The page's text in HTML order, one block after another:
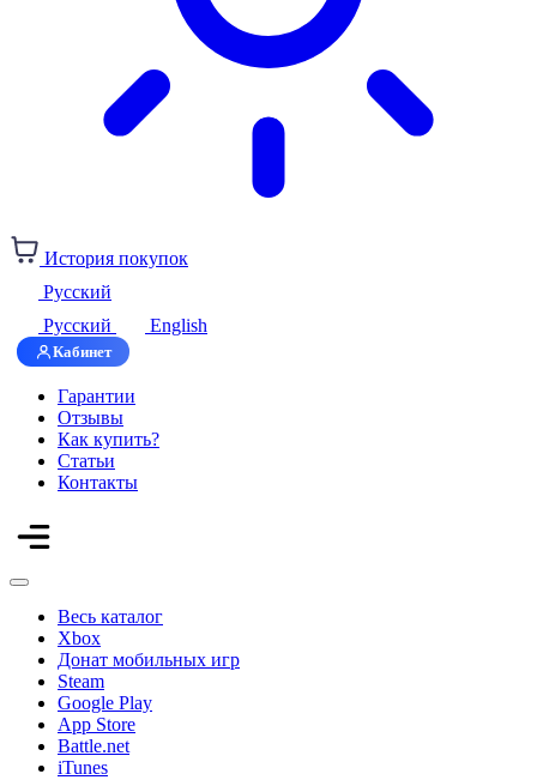
История покупок
Русский
Русский
English
Кабинет
Гарантии
Отзывы
Как купить?
Статьи
Контакты
Весь каталог
Xbox
Донат мобильных игр
Steam
Google Play
App Store
Battle.net
iTunes